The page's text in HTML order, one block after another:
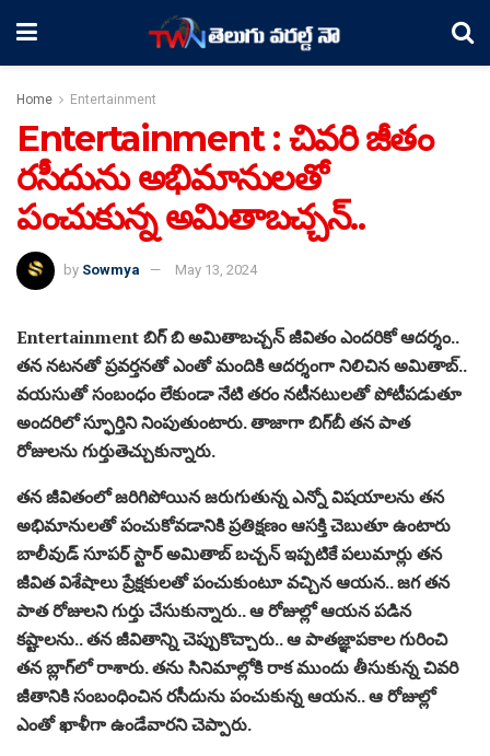
Home Entertainment
Entertainment : చివరి జీతం
రసీదును అభిమానులతో
పంచుకున్న అమితాబచ్చన్..
by Sowmya May 13, 2024
Entertainment బిగ్ బి అమితాబచ్చన్ జీవితం ఎందరికో ఆదర్శం..
తన నటనతో ప్రవర్తనతో ఎంతో మందికి ఆదర్శంగా నిలిచిన అమితాబ్‌..
వయసుతో సంబంధం లేకుండా నేటి తరం నటీనటులతో పోటీపడుతూ
అందరిలో స్ఫూర్తిని నింపుతుంటారు. తాజాగా బిగ్‌బీ తన పాత
రోజులను గుర్తుతెచ్చుకున్నారు.
తన జీవితంలో జరిగిపోయిన జరుగుతున్న ఎన్నో విషయాలను తన
అభిమానులతో పంచుకోవడానికి ప్రతిక్షణం ఆసక్తి చెబుతూ ఉంటారు
బాలీవుడ్ సూపర్ స్టార్ అమితాబ్ బచ్చన్ ఇప్పటికే పలుమార్లు తన
జీవిత విశేషాలు ప్రేక్షకులతో పంచుకుంటూ వచ్చిన ఆయన.. జగ తన
పాత రోజులని గుర్తు చేసుకున్నారు.. ఆ రోజుల్లో ఆయన పడిన
కష్టాలను.. తన జీవితాన్ని చెప్పుకొచ్చారు.. ఆ పాతజ్ఞాపకాల గురించి
తన బ్లాగ్‌లో రాశారు. తను సినిమాల్లోకి రాక ముందు తీసుకున్న చివరి
జీతానికి సంబంధించిన రసీదును పంచుకున్న ఆయన.. ఆ రోజుల్లో
ఎంతో ఖాళీగా ఉండేవారని చెప్పారు.